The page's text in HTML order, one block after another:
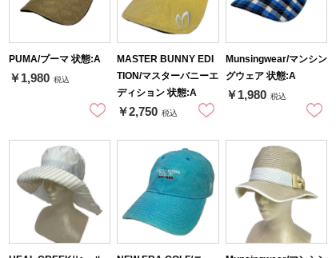
PUMA/プーマ 状態:A
￥1,980 税込
MASTER BUNNY EDI
TION/マスターバニーエ
ディション 状態:A
￥2,750 税込
Munsingwear/マンシン
グウェア 状態:A
￥1,980 税込